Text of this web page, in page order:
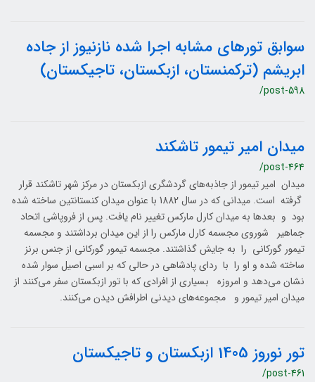
سوابق تورهای مشابه اجرا شده نازنیوز از جاده
ابریشم (ترکمنستان، ازبکستان، تاجیکستان)
/post-598
میدان امیر تیمور تاشکند
/post-464
میدان امیر تیمور از جاذبه‌های گردشگری ازبکستان در مرکز شهر تاشکند قرار
گرفته است. میدانی که در سال 1882 با عنوان میدان کنستانتین ساخته شده
بود و بعدها به میدان کارل مارکس تغییر نام یافت. پس از فروپاشی اتحاد
جماهیر شوروی مجسمه کارل مارکس را از این میدان برداشتند و مجسمه
تیمور گورکانی را به جایش گذاشتند. مجسمه تیمور گورکانی از جنس برنز
ساخته شده و او را با ردای پادشاهی در حالی که بر اسبی اصیل سوار شده
نشان می‌دهد و امروزه بسیاری از افرادی که با تور ازبکستان سفر می‌کنند از
میدان امیر تیمور و مجموعه‌های دیدنی اطرافش دیدن می‌کنند.
تور نوروز 1405 ازبکستان و تاجیکستان
/post-461